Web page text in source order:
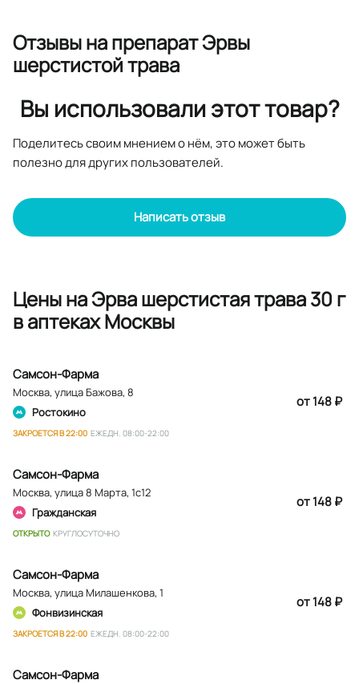
Отзывына препарат Эрвы
шерстистой трава
Вы использовали этот товар?
Поделитесь своим мнением о нём, это может быть
полезно для других пользователей.
Написать отзыв
Цены на Эрва шерстистая трава 30 г
в аптеках Москвы
Самсон-Фарма
Москва, улица Бажова, 8
Ростокино
ЗАКРОЕТСЯ В 22:00 ЕЖЕДН. 08:00-22:00
от 148 ₽
Самсон-Фарма
Москва, улица 8 Марта, 1с12
Гражданская
ОТКРЫТО КРУГЛОСУТОЧНО
от 148 ₽
Самсон-Фарма
Москва, улица Милашенкова, 1
Фонвизинская
ЗАКРОЕТСЯ В 22:00 ЕЖЕДН. 08:00-22:00
от 148 ₽
Самсон-Фарма